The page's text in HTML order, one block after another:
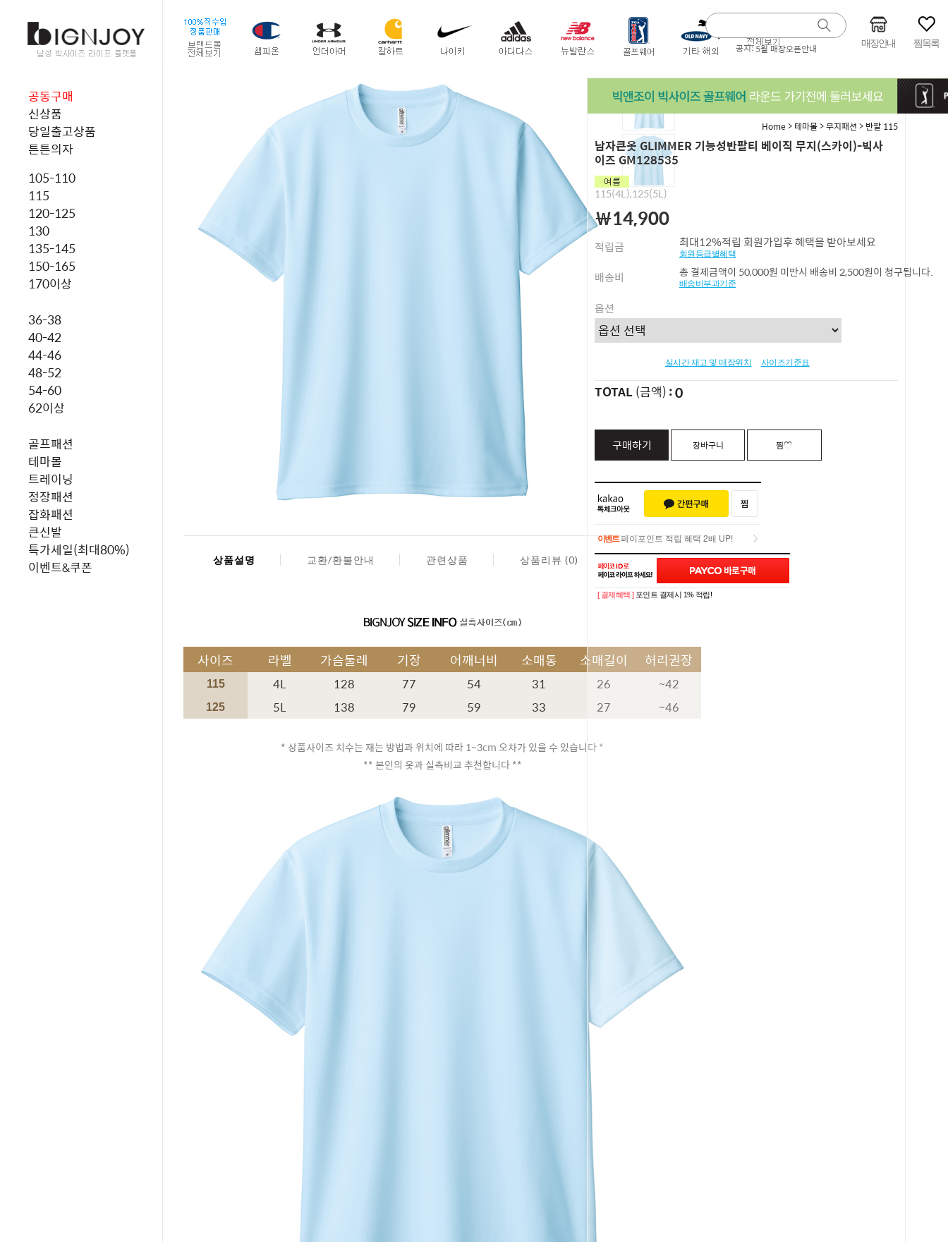
공지:5월 매장오픈안내 매장안내 찜목록
공동구매
신상품
당일출고상품
튼튼의자
105-110
115
120-125
130
135-145
150-165
170이상
36-38
40-42
44-46
48-52
54-60
62이상
골프패션
테마몰
트레이닝
정장패션
잡화패션
큰신발
특가세일(최대80%)
이벤트&쿠폰
Home> 테마몰>무지패션 > 반팔 115
남자큰옷 GLIMMER 기능성반팔티 베이직 무지(스카이)-빅사
이즈 GM128535
115(4L),125(5L)
￦14,900
적립금 최대12%적립 회원가입후 혜택을 받아보세요
회원등급별혜택
배송비 총 결제금액이 50,000원 미만시 배송비 2,500원이 청구됩니다.
배송비부과기준
옵션
실시간 재고 및 매장위치 사이즈기준표
TOTAL(금액) 0
구매하기 장바구니 찜♡
이벤트페이포인트 적립 혜택 2배 UP!
이벤트페이포인트 적립 혜택 2배 UP!
페이코 ID로 페이
[ 결제혜택 ] 포인트 결제시 1% 적립!
상품설명 교환/환불안내 관련상품 상품리뷰 (0) Q&A (0)
사이즈 라벨 가슴둘레 기장 어깨너비 소매통 소매길이 허리권장
115 4L 128 77 54 31 26 ~42
125 5L 138 79 59 33 27 ~46
* 상품사이즈 치수는 재는 방법과 위치에 따라 1~3cm 오차가 있을 수 있습니다 *
** 본인의 옷과 실측비교 추천합니다 **